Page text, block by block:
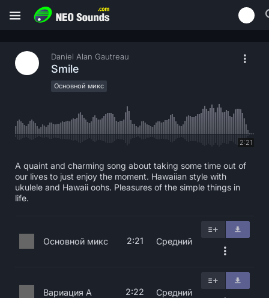
Daniel Alan Gautreau
Smile
Основной микс
2:21
A quaint and charming song about taking some time out of
our lives to just enjoy the moment. Hawaiian style with
ukulele and Hawaii oohs. Pleasures of the simple things in
life.
Основной микс 2:21 Средний
Вариация A 2:22 Средний